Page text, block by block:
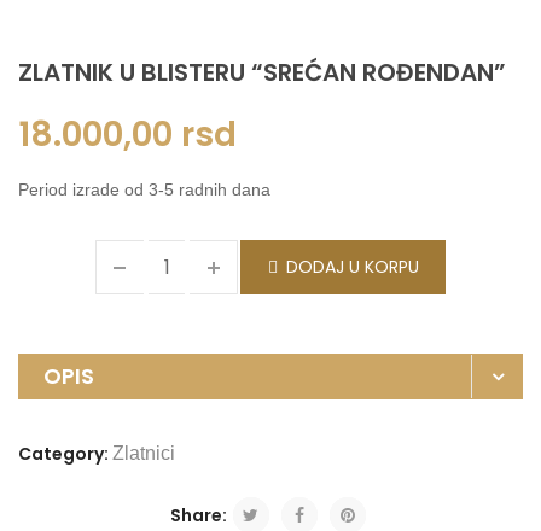
ZLATNIK U BLISTERU “SREĆAN ROĐENDAN”
18.000,00 rsd
Period izrade od 3-5 radnih dana
DODAJ U KORPU
OPIS
Category: Zlatnici
Share: